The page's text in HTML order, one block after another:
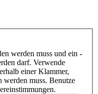
werden muss und ein -
darf. Verwende
einer Klammer,
werden muss. Benutze